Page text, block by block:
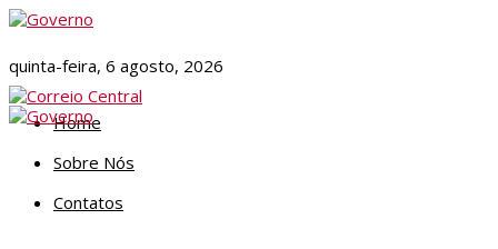
quinta-feira, 6 agosto, 2026
Home
Sobre Nós
Contatos